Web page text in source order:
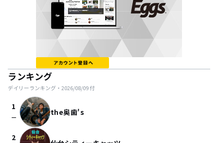
ランキング
デイリーランキング・ 2026/08/09付
1
check_indeterminate_small the奥歯's
2